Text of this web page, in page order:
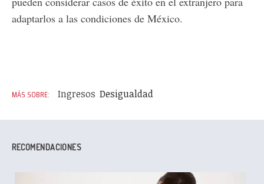
adaptarlos a las condiciones de México.
Ingresos Desigualdad
RECOMENDACIONES